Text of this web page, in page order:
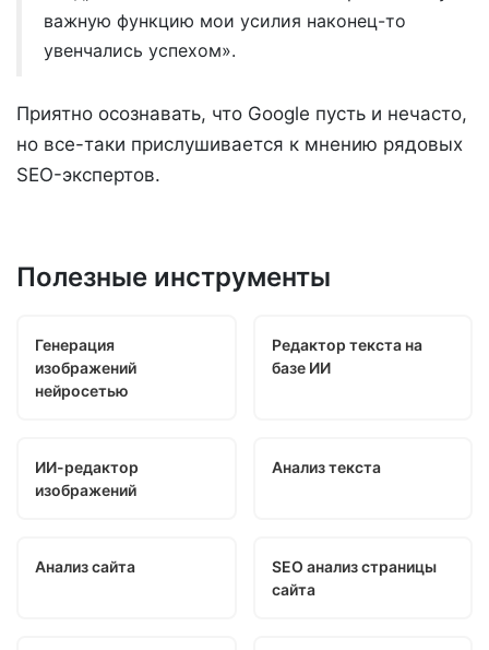
важную функцию мои усилия наконец-то
увенчались успехом».
Приятно осознавать, что Google пусть и нечасто,
но все-таки прислушивается к мнению рядовых
SEO-экспертов.
Полезные инструменты
Генерация
изображений
нейросетью
Редактор текста на
базе ИИ
ИИ-редактор
изображений
Анализ текста
Анализ сайта
SEO анализ страницы
сайта